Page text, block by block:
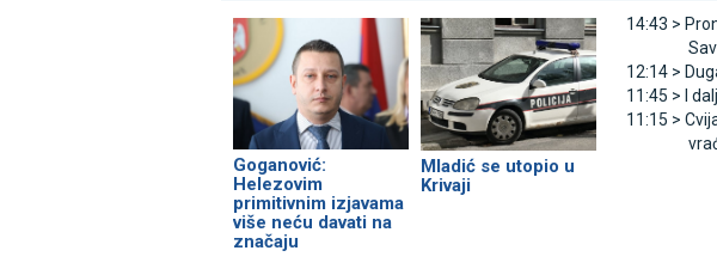
Goganović:
Helezovim
primitivnim izjavama
više neću davati na
značaju
Mladić se utopio u
Krivaji
14:43 >
12:14 >
11:45 >
I
11:15 >